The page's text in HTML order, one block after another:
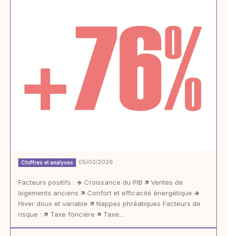
Chiffres et analyses 05/02/2026
Facteurs positifs : 🡺 Croissance du PIB 🡽 Ventes de
logements anciens 🡽 Confort et efficacité énergétique 🡺
Hiver doux et variable 🡽 Nappes phréatiques Facteurs de
risque : 🡽 Taxe foncière 🡽 Taxe...